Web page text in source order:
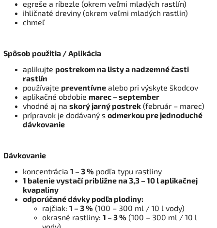
egreše a ríbezle (okrem veľmi mladých rastlín)
ihličnaté dreviny (okrem veľmi mladých rastlín)
chmeľ
Spôsob použitia / Aplikácia
aplikujte postrekom na listy a nadzemné časti
rastlín
používajte preventívne alebo pri výskyte škodcov
aplikačné obdobie marec – september
vhodné aj na skorý jarný postrek (február – marec)
prípravok je dodávaný s odmerkou pre jednoduché
dávkovanie
Dávkovanie
koncentrácia 1 – 3 % podľa typu rastliny
1 balenie vystačí približne na 3,3 – 10 l aplikačnej
kvapaliny
odporúčané dávky podľa plodiny:
rajčiak: 1 – 3 % (100 – 300 ml / 10 l vody)
okrasné rastliny: 1 – 3 % (100 – 300 ml / 10 l